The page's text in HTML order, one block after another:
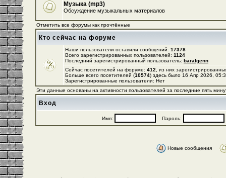
Музыка (mp3)
Обсуждение музыкальных материалов
Отметить все форумы как прочтённые
Кто сейчас на форуме
Наши пользователи оставили сообщений: 17378
Всего зарегистрированных пользователей: 1124
Последний зарегистрированный пользователь: baralgenn
Сейчас посетителей на форуме: 412 , из них
Больше всего посетителей (10574) здесь было 16 Апр 2026,
Зарегистрированные пользователи: Нет
Эти данные основаны на активности пользователей за последние пять
Вход
Имя: Пароль:
Новые сообщения